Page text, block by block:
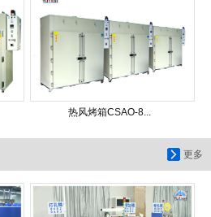
热风烤箱CSAO-8...
更多